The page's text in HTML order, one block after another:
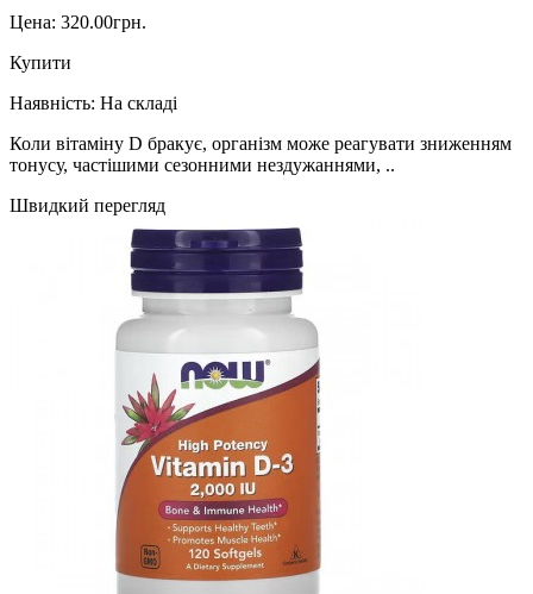
Цена: 320.00грн.
Купити
Наявність: На складі
Коли вітаміну D бракує, організм може реагувати зниженням
тонусу, частішими сезонними нездужаннями, ..
Швидкий перегляд